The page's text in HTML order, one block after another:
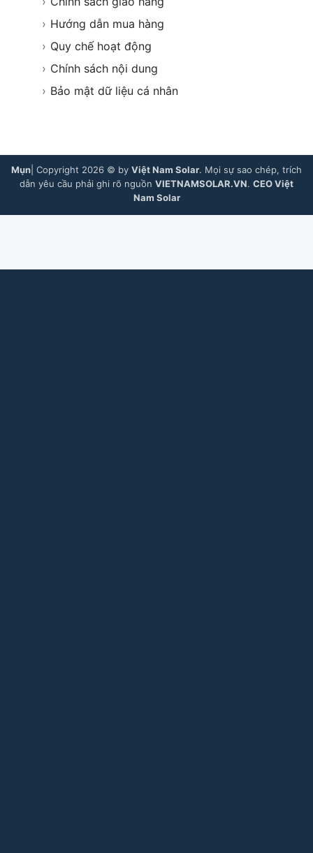
› Hướng dẫn mua hàng
› Quy chế hoạt động
› Chính sách nội dung
› Bảo mật dữ liệu cá nhân
Mụn | Copyright 2026 © by Việt Nam Solar. Mọi sự sao chép, trích
dẫn yêu cầu phải ghi rõ nguồn VIETNAMSOLAR.VN. CEO Việt
Nam Solar